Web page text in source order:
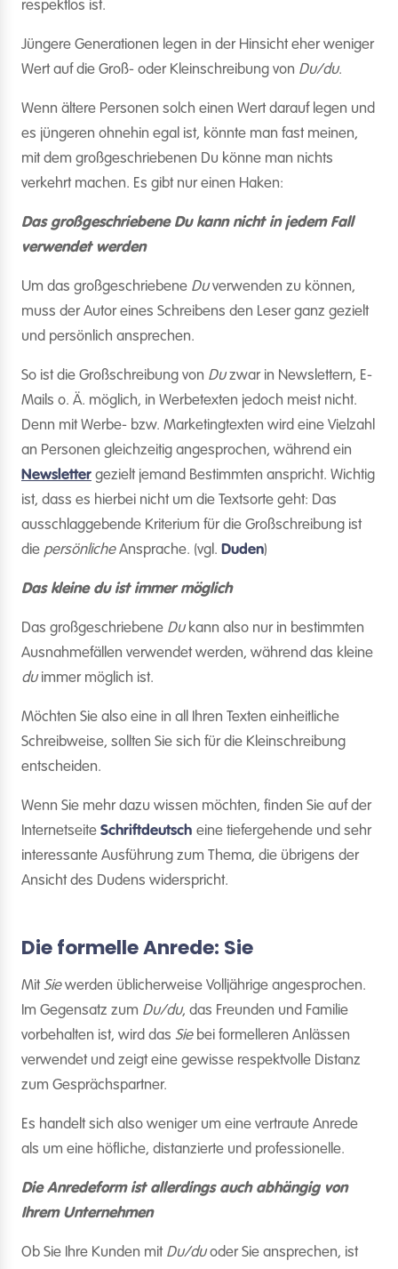
respektlos ist.
Jüngere Generationen legen in der Hinsicht eher weniger
Wert auf die Groß- oder Kleinschreibung von Du/du.
Wenn ältere Personen solch einen Wert darauf legen und
es jüngeren ohnehin egal ist, könnte man fast meinen,
mit dem großgeschriebenen Du könne man nichts
verkehrt machen. Es gibt nur einen Haken:
Das großgeschriebene Du kann nicht in jedem Fall
verwendet werden
Um das großgeschriebene Duverwenden zu können,
muss der Autor eines Schreibens den Leser ganz gezielt
und persönlich ansprechen.
So ist die Großschreibung von Duzwar in Newslettern, E-
Mails o. Ä. möglich, in Werbetexten jedoch meist nicht.
Denn mit Werbe- bzw. Marketingtexten wird eine Vielzahl
an Personen gleichzeitig angesprochen, während ein
Newsletter gezielt jemand Bestimmten anspricht. Wichtig
ist, dass es hierbei nicht um die Textsorte geht: Das
ausschlaggebende Kriterium für die Großschreibung ist
die persönlicheAnsprache. (vgl. Duden)
Das kleine du ist immer möglich
Das großgeschriebene Dukann also nur in bestimmten
Ausnahmefällen verwendet werden, während das kleine
duimmer möglich ist.
Möchten Sie also eine in all Ihren Texten einheitliche
Schreibweise, sollten Sie sich für die Kleinschreibung
entscheiden.
Wenn Sie mehr dazu wissen möchten, finden Sie auf der
Internetseite Schriftdeutsch eine tiefergehende und sehr
interessante Ausführung zum Thema, die übrigens der
Ansicht des Dudens widerspricht.
Die formelle Anrede: Sie
MitSiewerden üblicherweise Volljährige angesprochen.
Im Gegensatz zum Du/du, das Freunden und Familie
vorbehalten ist, wird das Siebei formelleren Anlässen
verwendet und zeigt eine gewisse respektvolle Distanz
zum Gesprächspartner.
Es handelt sich also weniger um eine vertraute Anrede
als um eine höfliche, distanzierte und professionelle.
Die Anredeform ist allerdings auch abhängig von
Ihrem Unternehmen
Ob Sie Ihre Kunden mit Du/duoder Sie ansprechen, ist